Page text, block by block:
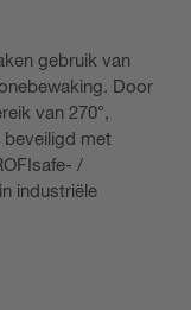
gebruik van
Door
van 270°,
met
/
industriële